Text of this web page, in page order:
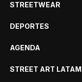
STREETWEAR
DEPORTES
AGENDA
STREET ART LATAM